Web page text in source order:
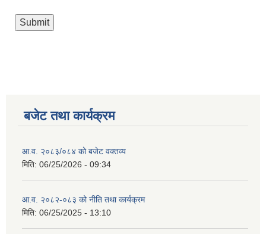
बजेट तथा कार्यक्रम
आ.व. २०८३/०८४ को बजेट वक्तव्य
मिति: 06/25/2026 - 09:34
आ.व. २०८२-०८३ को नीति तथा कार्यक्रम
मिति: 06/25/2025 - 13:10